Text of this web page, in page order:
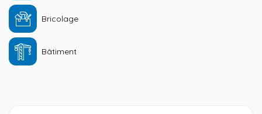
Bricolage
Bâtiment